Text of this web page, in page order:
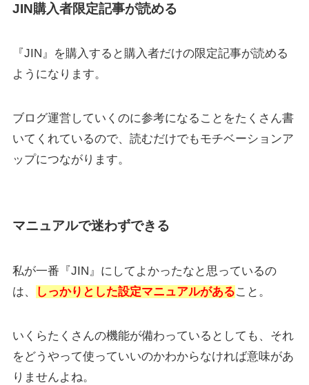
JIN購入者限定記事が読める
『JIN』を購入すると購入者だけの限定記事が読める
ようになります。
ブログ運営していくのに参考になることをたくさん書
いてくれているので、読むだけでもモチベーションア
ップにつながります。
マニュアルで迷わずできる
私が一番『JIN』にしてよかったなと思っているの
は、
しっかりとした設定マニュアルがあること。
いくらたくさんの機能が備わっているとしても、それ
をどうやって使っていいのかわからなければ意味があ
りませんよね。